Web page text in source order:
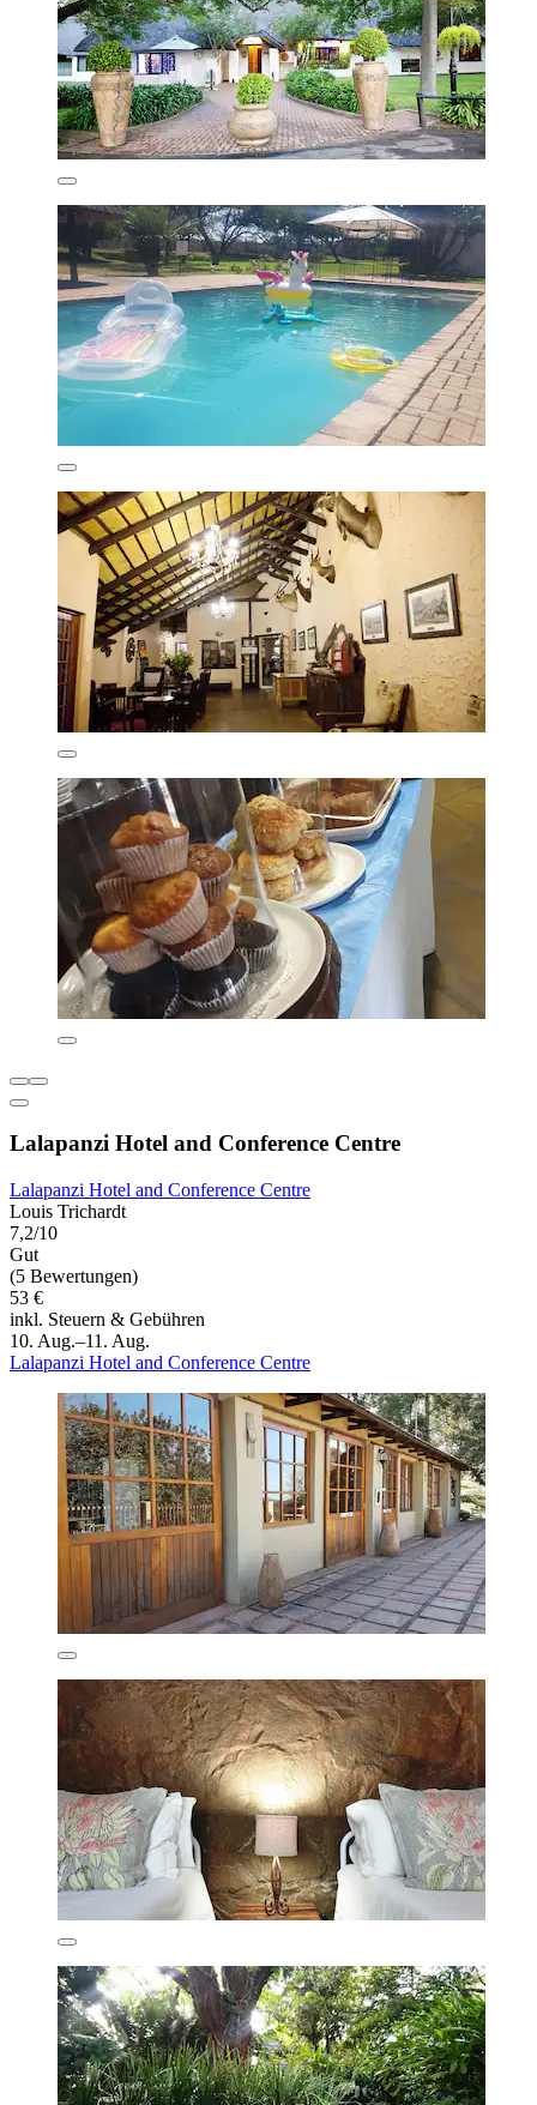
Lalapanzi Hotel and Conference Centre
Lalapanzi Hotel and Conference Centre
Louis Trichardt
7,2/10
Gut
(5 Bewertungen)
53 €
inkl. Steuern & Gebühren
10. Aug.–11. Aug.
Lalapanzi Hotel and Conference Centre